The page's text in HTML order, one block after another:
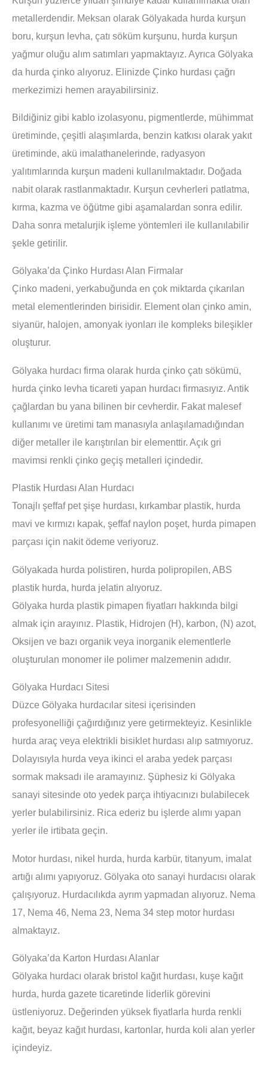
metallerdendir. Meksan olarak Gölyakada hurda kurşun
boru, kurşun levha, çatı söküm kurşunu, hurda kurşun
yağmur oluğu alım satımları yapmaktayız. Ayrıca Gölyaka
da hurda çinko alıyoruz. Elinizde Çinko hurdası çağrı
merkezimizi hemen arayabilirsiniz.
Bildiğiniz gibi kablo izolasyonu, pigmentlerde, mühimmat
üretiminde, çeşitli alaşımlarda, benzin katkısı olarak yakıt
üretiminde, akü imalathanelerinde, radyasyon
yalıtımlarında kurşun madeni kullanılmaktadır. Doğada
nabit olarak rastlanmaktadır. Kurşun cevherleri patlatma,
kırma, kazma ve öğütme gibi aşamalardan sonra edilir.
Daha sonra metalurjik işleme yöntemleri ile kullanılabilir
şekle getirilir.
Gölyaka’da Çinko Hurdası Alan Firmalar
Çinko madeni, yerkabuğunda en çok miktarda çıkarılan
metal elementlerinden birisidir. Element olan çinko amin,
siyanür, halojen, amonyak iyonları ile kompleks bileşikler
oluşturur.
Gölyaka hurdacı firma olarak hurda çinko çatı sökümü,
hurda çinko levha ticareti yapan hurdacı firmasıyız. Antik
çağlardan bu yana bilinen bir cevherdir. Fakat malesef
kullanımı ve üretimi tam manasıyla anlaşılamadığından
diğer metaller ile karıştırılan bir elementtir. Açık gri
mavimsi renkli çinko geçiş metalleri içindedir.
Plastik Hurdası Alan Hurdacı
Tonajlı şeffaf pet şişe hurdası, kırkambar plastik, hurda
mavi ve kırmızı kapak, şeffaf naylon poşet, hurda pimapen
parçası için nakit ödeme veriyoruz.
Gölyakada hurda polistiren, hurda polipropilen, ABS
plastik hurda, hurda jelatin alıyoruz.
Gölyaka hurda plastik pimapen fiyatları hakkında bilgi
almak için arayınız. Plastik, Hidrojen (H), karbon, (N) azot,
Oksijen ve bazı organik veya inorganik elementlerle
oluşturulan monomer ile polimer malzemenin adıdır.
Gölyaka Hurdacı Sitesi
Düzce Gölyaka hurdacılar sitesi içerisinden
profesyonelliği çağırdığınız yere getirmekteyiz. Kesinlikle
hurda araç veya elektrikli bisiklet hurdası alıp satmıyoruz.
Dolayısıyla hurda veya ikinci el araba yedek parçası
sormak maksadı ile aramayınız. Şüphesiz ki Gölyaka
sanayi sitesinde oto yedek parça ihtiyacınızı bulabilecek
yerler bulabilirsiniz. Rica ederiz bu işlerde alımı yapan
yerler ile irtibata geçin.
Motor hurdası, nikel hurda, hurda karbür, titanyum, imalat
artığı alımı yapıyoruz. Gölyaka oto sanayi hurdacısı olarak
çalışıyoruz. Hurdacılıkda ayrım yapmadan alıyoruz. Nema
17, Nema 46, Nema 23, Nema 34 step motor hurdası
almaktayız.
Gölyaka’da Karton Hurdası Alanlar
Gölyaka hurdacı olarak bristol kağıt hurdası, kuşe kağıt
hurda, hurda gazete ticaretinde liderlik görevini
üstleniyoruz. Değerinden yüksek fiyatlarla hurda renkli
kağıt, beyaz kağıt hurdası, kartonlar, hurda koli alan yerler
içindeyiz.